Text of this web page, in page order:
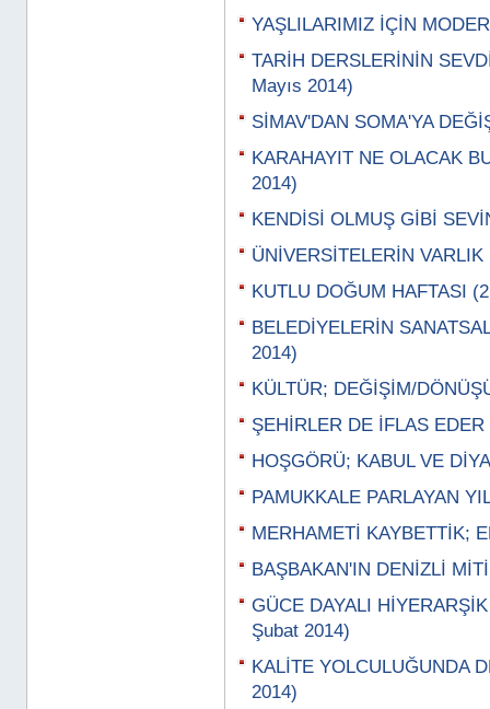
YAŞLILARIMIZ İÇİN
TARİH DERSLERİNİN
Mayıs 2014)
SİMAV'DAN SOMA'YA
KARAHAYIT NE OLACAK
2014)
KENDİSİ OLMUŞ GİBİ
ÜNİVERSİTELERİN
KUTLU DOĞUM HAFTASI
BELEDİYELERİN
2014)
KÜLTÜR; DEĞİŞİM/
ŞEHİRLER DE İFLAS
HOŞGÖRÜ; KABUL VE
PAMUKKALE PARLAYAN
MERHAMETİ KAYBETTİK;
BAŞBAKAN'IN DENİZLİ
GÜCE DAYALI
Şubat 2014)
KALİTE YOLCULUĞUNDA
2014)